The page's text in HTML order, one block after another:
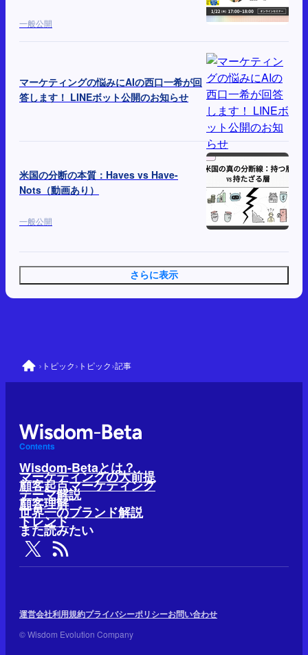
一般公開
マーケティングの悩みにAIの西口一希が回
答します！ LINEボット公開のお知らせ
米国の分断の本質：Haves vs Have-
Nots（動画あり）
一般公開
さらに表示
› トピック› トピック›記事
Contents
Wisdom-Betaとは？
マーケティングの大前提
顧客起点マーケティング
テーマ解説
顧客理解
世界一のブランド解説
トレンド
また読みたい
運営会社利用規約プライバシーポリシーお問い合わせ
© Wisdom Evolution Company